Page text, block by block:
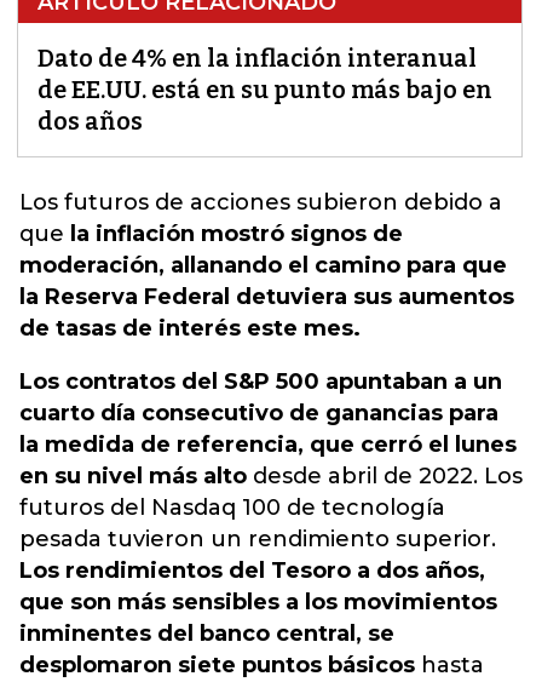
Dato de 4% en la inflación interanual
de EE.UU. está en su punto más bajo en
dos años
Los futuros de acciones subieron debido a
que la inflación mostró signos de
moderación, allanando el camino para que
la Reserva Federal detuviera sus aumentos
de tasas de interés este mes.
Los contratos del S&P 500 apuntaban a un
cuarto día consecutivo de ganancias para
la medida de referencia, que cerró el lunes
en su nivel más alto desde abril de 2022. Los
futuros del Nasdaq 100 de tecnología
pesada tuvieron un rendimiento superior.
Los rendimientos del Tesoro a dos años,
que son más sensibles a los movimientos
inminentes del banco central, se
desplomaron siete puntos básicos hasta